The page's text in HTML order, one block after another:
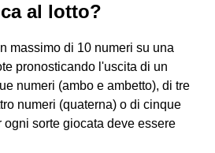
al lotto?
massimo di 10 numeri su una
pronosticando l'uscita di un
numeri (ambo e ambetto), di tre
numeri (quaterna) o di cinque
ogni sorte giocata deve essere